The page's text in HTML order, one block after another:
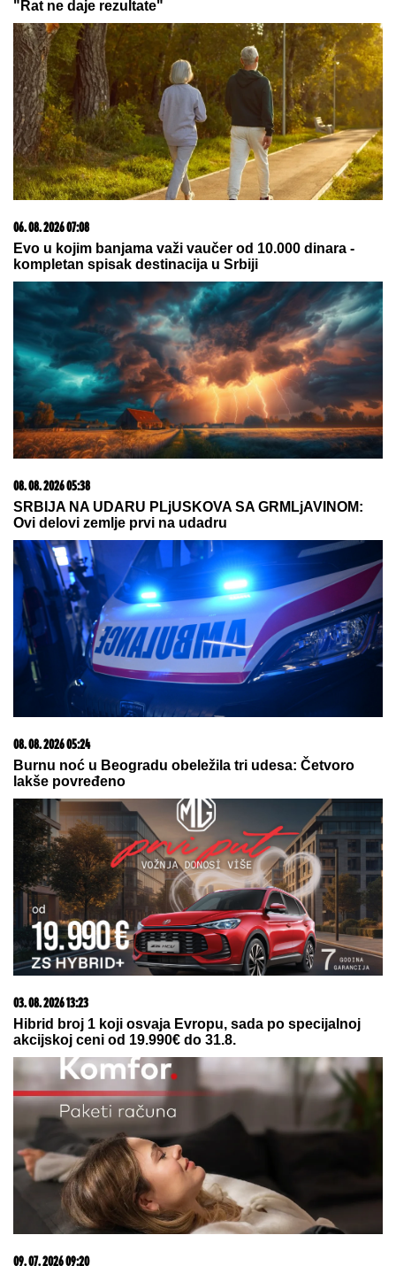
07. 08. 2026 09:14
Сазнања „Политике”: Црна Гора следећа у војном
савезу Загреба, Тиране и Приштине
05. 08. 2026 14:12
Koliko visoku temperaturu ljudsko telo može da izdrži?
08. 08. 2026 05:34
Amerika u ćorsokaku?; Trampu stiglo upozorenje –
"Rat ne daje rezultate"
06. 08. 2026 07:08
Evo u kojim banjama važi vaučer od 10.000 dinara -
kompletan spisak destinacija u Srbiji
08. 08. 2026 05:38
SRBIJA NA UDARU PLjUSKOVA SA GRMLjAVINOM:
Ovi delovi zemlje prvi na udadru